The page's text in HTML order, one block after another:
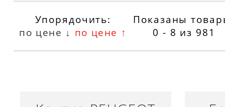
Упорядочить:
по цене ↓ по цене ↑
Показаны
0 - 8 из 981